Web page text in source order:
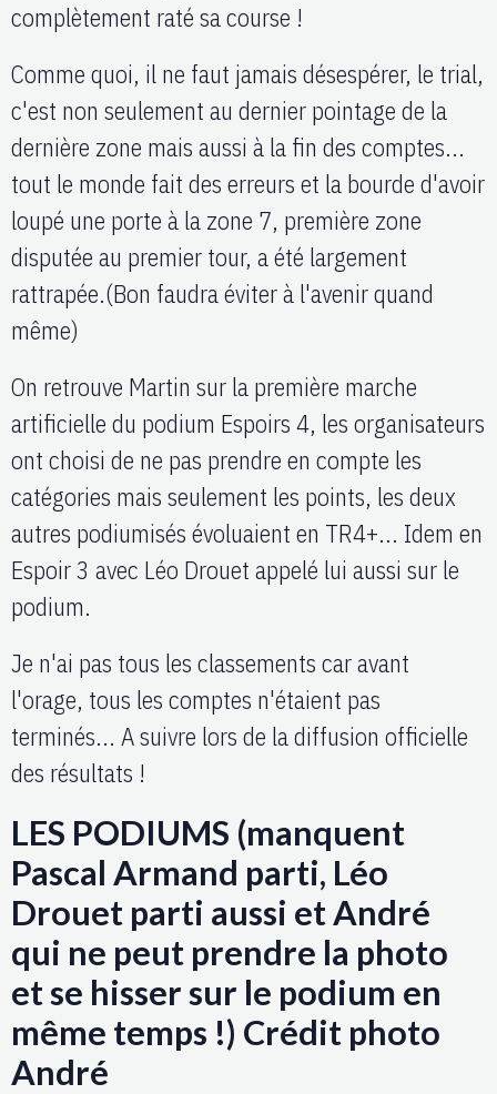
complètement raté sa course !
Comme quoi, il ne faut jamais désespérer, le trial,
c'est non seulement au dernier pointage de la
dernière zone mais aussi à la fin des comptes...
tout le monde fait des erreurs et la bourde d'avoir
loupé une porte à la zone 7, première zone
disputée au premier tour, a été largement
rattrapée.(Bon faudra éviter à l'avenir quand
même)
On retrouve Martin sur la première marche
artificielle du podium Espoirs 4, les organisateurs
ont choisi de ne pas prendre en compte les
catégories mais seulement les points, les deux
autres podiumisés évoluaient en TR4+... Idem en
Espoir 3 avec Léo Drouet appelé lui aussi sur le
podium.
Je n'ai pas tous les classements car avant
l'orage, tous les comptes n'étaient pas
terminés... A suivre lors de la diffusion officielle
des résultats !
LES PODIUMS (manquent
Pascal Armand parti, Léo
Drouet parti aussi et André
qui ne peut prendre la photo
et se hisser sur le podium en
même temps !) Crédit photo
André